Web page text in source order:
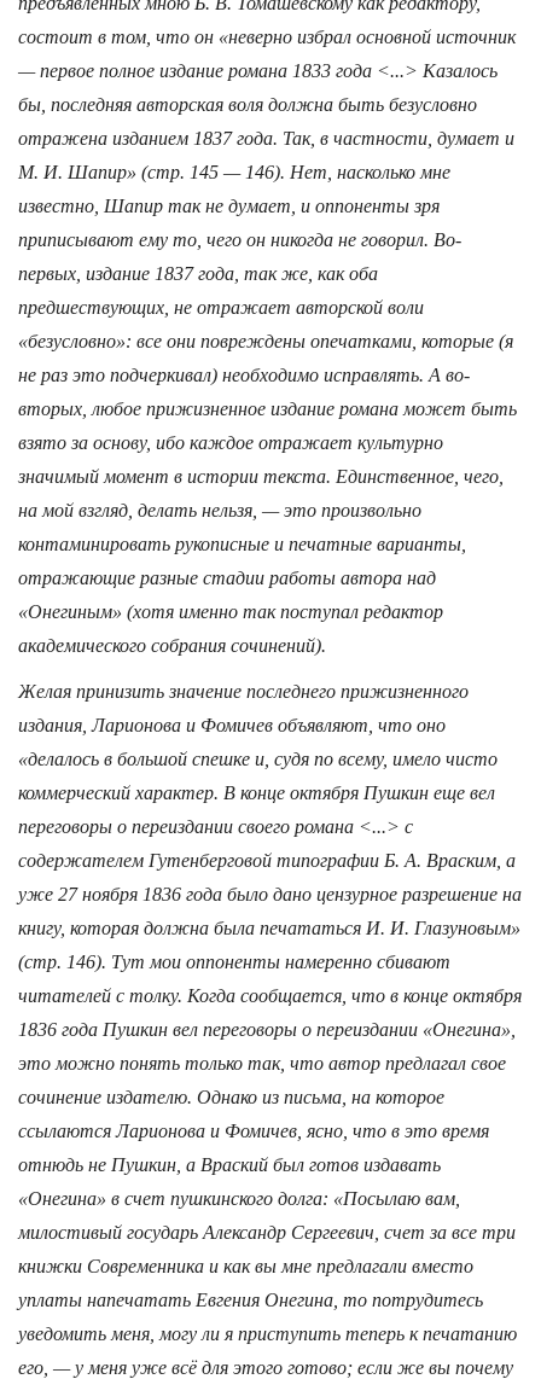
состоит в том, что он «неверно избрал основной источник
— первое полное издание романа 1833 года <...> Казалось
бы, последняя авторская воля должна быть безусловно
отражена изданием 1837 года. Так, в частности, думает и
М. И. Шапир» (стр. 145 — 146). Нет, насколько мне
известно, Шапир так не думает, и оппоненты зря
приписывают ему то, чего он никогда не говорил. Во-
первых, издание 1837 года, так же, как оба
предшествующих, не отражает авторской воли
«безусловно»: все они повреждены опечатками, которые (я
не раз это подчеркивал) необходимо исправлять. А во-
вторых, любое прижизненное издание романа может быть
взято за основу, ибо каждое отражает культурно
значимый момент в истории текста. Единственное, чего,
на мой взгляд, делать нельзя, — это произвольно
контаминировать рукописные и печатные варианты,
отражающие разные стадии работы автора над
«Онегиным» (хотя именно так поступал редактор
академического собрания сочинений).
Желая принизить значение последнего прижизненного
издания, Ларионова и Фомичев объявляют, что оно
«делалось в большой спешке и, судя по всему, имело чисто
коммерческий характер. В конце октября Пушкин еще вел
переговоры о переиздании своего романа <...> с
содержателем Гутенберговой типографии Б. А. Враским, а
уже 27 ноября 1836 года было дано цензурное разрешение на
книгу, которая должна была печататься И. И. Глазуновым»
(стр. 146). Тут мои оппоненты намеренно сбивают
читателей с толку. Когда сообщается, что в конце октября
1836 года Пушкин вел переговоры о переиздании «Онегина»,
это можно понять только так, что автор предлагал свое
сочи­нение издателю. Однако из письма, на которое
ссылаются Ларионова и Фомичев, ясно, что в это время
отнюдь не Пушкин, а Враский был готов издавать
«Онегина» в счет пушкинского долга: «Посылаю вам,
милостивый государь Александр Сергеевич, счет за все три
книжки Современника и как вы мне предлагали вместо
уплаты напечатать Евгения Онегина, то потрудитесь
уведомить меня, могу ли я приступить теперь к печатанию
его, — у меня уже всё для этого готово; если же вы почему